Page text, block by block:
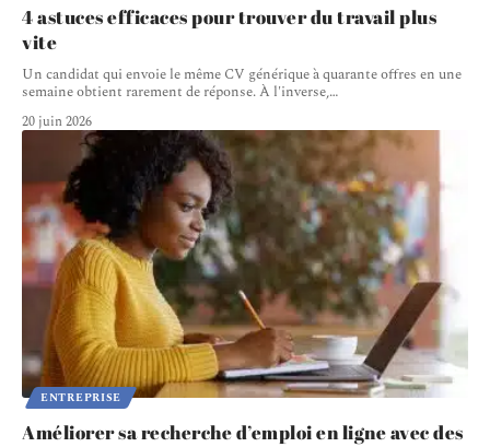
4 astuces efficaces pour trouver du travail plus
vite
Un candidat qui envoie le même CV générique à quarante offres en une
semaine obtient rarement de réponse. À l'inverse,…
20 juin 2026
ENTREPRISE
Améliorer sa recherche d’emploi en ligne avec des